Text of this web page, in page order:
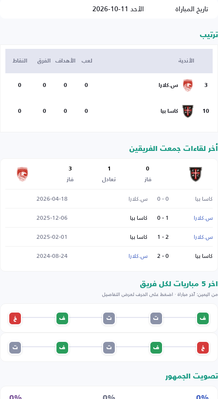
تاريخ المباراة
الأحد 11-10-2026
ترتيب
الأندية لعب الأهداف الفرق النقاط
3 س.كلارا 0
0
0
0
10 كاسا بيا 0
0
0
0
أخر لقاءات جمعت الفريقين
0
فاز
1
تعادل
3
فاز
كاسا بيا 0 - 0 س.كلارا
2026-04-18
س.كلارا
1 - 0 كاسا بيا
2025-12-06
س.كلارا
2 - 1 كاسا بيا
2025-02-01
كاسا بيا
0 - 2 س.كلارا 2024-08-24
اخر 5 مباريات لكل فريق
من اليمين: آخر مباراة · اضغط على الحرف لعرض التفاصيل
ف ت ت ف خ
خ ف ت ف ت
تصويت الجمهور